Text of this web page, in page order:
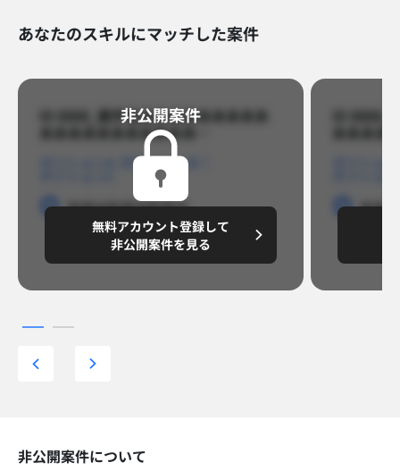
あなたのスキルにマッチした案件
ID 8888_案件名あああああああああ
あああああああああああ…​
ポジションB
勤務地勤務地勤務地
～8,888,8888円/月
非公開案件​
無料アカウント登録して
非公開案件を見る
ID
勤務地
非公開案件について